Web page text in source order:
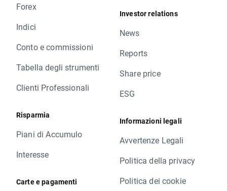
Forex
Indici
Conto e commissioni
Tabella degli strumenti
Clienti Professionali
Risparmia
Piani di Accumulo
Interesse
Carte e pagamenti
Investor relations
News
Reports
Share price
ESG
Informazioni legali
Avvertenze Legali
Politica della privacy
Politica dei cookie